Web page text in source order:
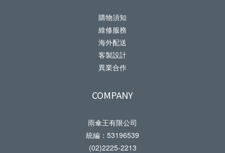
購物須知
維修服務
海外配送
客製設計
異業合作
COMPANY
雨傘王有限公司
統編：53196539
(02)2225-2213